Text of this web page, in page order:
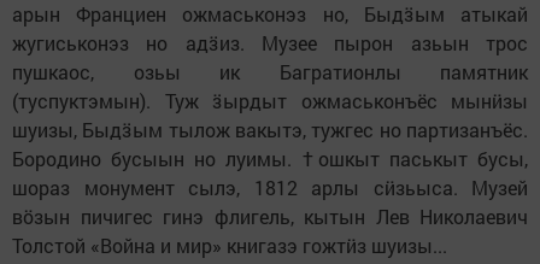
арын Франциен ожмаськонэз но, Быдӟым атыкай
жугиськонэз но адӟиз. Музее пырон азьын трос
пушкаос, озьы ик Багратионлы памятник
(туспуктэмын). Туж ӟырдыт ожмаськонъёс мынӥзы
шуизы, Быдӟым тылож вакытэ, тужгес но партизанъёс.
Бородино бусыын но луимы. †ошкыт паськыт бусы,
шораз монумент сылэ, 1812 арлы сӥзьыса. Музей
вӧзын пичигес гинэ флигель, кытын Лев Николаевич
Толстой «Война и мир» книгазэ гожтӥз шуизы...